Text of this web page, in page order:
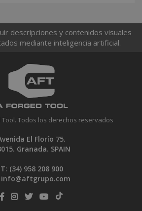
descripciones y contenidos visuales
mediante inteligencia artificial.
Tool. Todos los derechos reservados
El Florío 75.
Granada. SPAIN
T: (34) 958 208 900
info@aftgrupo.com